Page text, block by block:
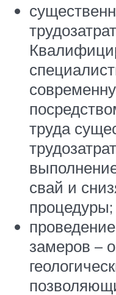
труда
свай и
процедуры;
замеров –